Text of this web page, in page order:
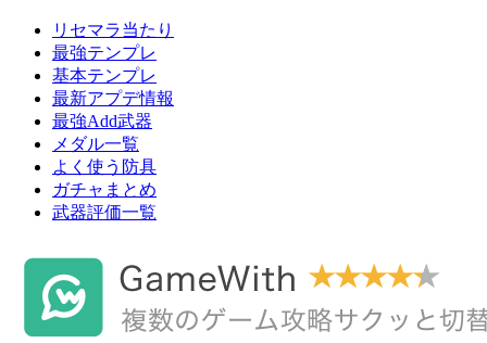
リセマラ当たり
最強テンプレ
基本テンプレ
最新アプデ情報
最強Add武器
メダル一覧
よく使う防具
ガチャまとめ
武器評価一覧